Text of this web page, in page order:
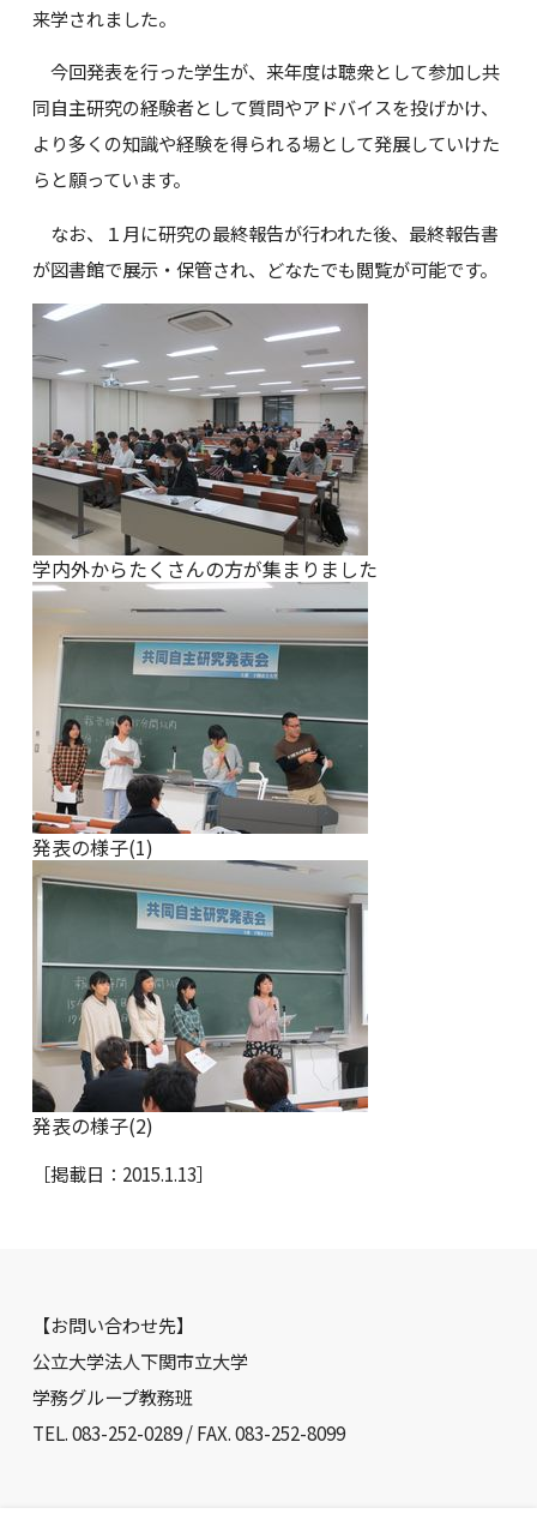
来学されました。
今回発表を行った学生が、来年度は聴衆として参加し共
同自主研究の経験者として質問やアドバイスを投げかけ、
より多くの知識や経験を得られる場として発展していけた
らと願っています。
なお、１月に研究の最終報告が行われた後、最終報告書
が図書館で展示・保管され、どなたでも閲覧が可能です。
学内外からたくさんの方が集まりました
発表の様子(1)
発表の様子(2)
［掲載日：2015.1.13］
【お問い合わせ先】
公立大学法人下関市立大学
学務グループ教務班
TEL. 083-252-0289 / FAX. 083-252-8099